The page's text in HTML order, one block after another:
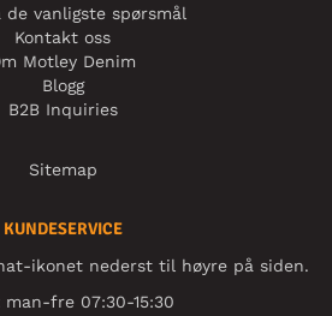
de vanligste spørsmål
Kontakt oss
Motley Denim
Blogg
B2B Inquiries
Sitemap
KUNDESERVICE
ikonet nederst til høyre på siden.
man-fre 07:30-15:30